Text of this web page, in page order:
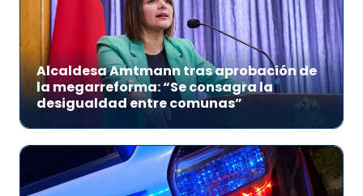
Alcaldesa Amtmann tras aprobación de
la megarreforma: “Se consagra la
desigualdad entre comunas”